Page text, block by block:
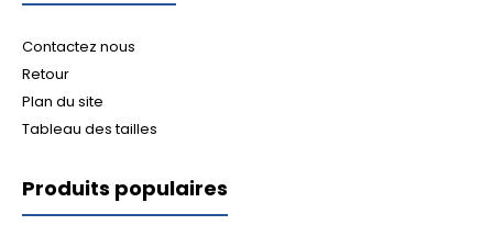
Contactez nous
Retour
Plan du site
Tableau des tailles
Produits populaires